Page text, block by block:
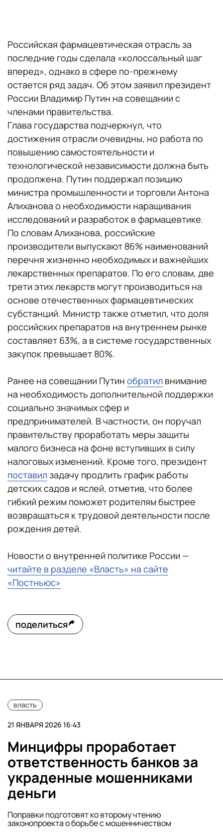
Российская фармацевтическая отрасль за
последние годы сделала «колоссальный шаг
вперед», однако в сфере по-прежнему
остается ряд задач. Об этом заявил президент
России Владимир Путин на совещании с
членами правительства.
Глава государства подчеркнул, что
достижения отрасли очевидны, но работа по
повышению самостоятельности и
технологической независимости должна быть
продолжена. Путин поддержал позицию
министра промышленности и торговли Антона
Алиханова о необходимости наращивания
исследований и разработок в фармацевтике.
По словам Алиханова, российские
производители выпускают 86% наименований
перечня жизненно необходимых и важнейших
лекарственных препаратов. По его словам, две
трети этих лекарств могут производиться на
основе отечественных фармацевтических
субстанций. Министр также отметил, что доля
российских препаратов на внутреннем рынке
составляет 63%, а в системе государственных
закупок превышает 80%.
Ранее на совещании Путин обратил внимание
на необходимость дополнительной поддержки
социально значимых сфер и
предпринимателей. В частности, он поручал
правительству проработать меры защиты
малого бизнеса на фоне вступивших в силу
налоговых изменений. Кроме того, президент
поставилзадачу продлить график работы
детских садов и яслей, отметив, что более
гибкий режим поможет родителям быстрее
возвращаться к трудовой деятельности после
рождения детей.
Новости о внутренней политике России —
читайте в разделе «Власть» на сайте
«Постньюс»
поделиться
власть
21 ЯНВАРЯ 2026 16:43
Минцифры проработает
ответственность банков за
украденные мошенниками
деньги
Поправки подготовят ко второму чтению
законопроекта о борьбе с мошенничеством